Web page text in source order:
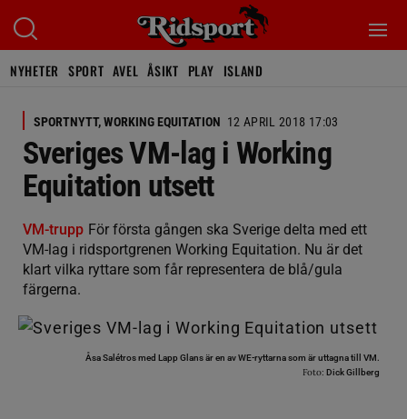
NYHETER SPORT AVEL ÅSIKT PLAY ISLAND
SPORTNYTT, WORKING EQUITATION 12 APRIL 2018 17:03
Sveriges VM-lag i Working
Equitation utsett
VM-trupp För första gången ska Sverige delta med ett
VM-lag i ridsportgrenen Working Equitation. Nu är det
klart vilka ryttare som får representera de blå/gula
färgerna.
Åsa Salétros med Lapp Glans är en av WE-ryttarna som är uttagna till VM.
Foto: Dick Gillberg